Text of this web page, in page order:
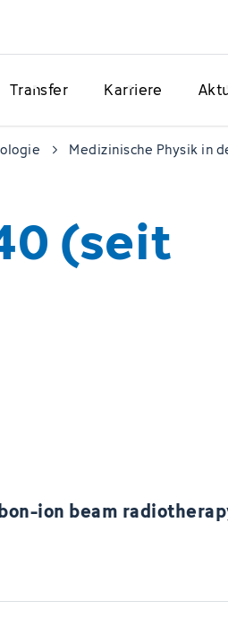
Transfer Karriere
Medizinische Physik in
(seit
ion beam